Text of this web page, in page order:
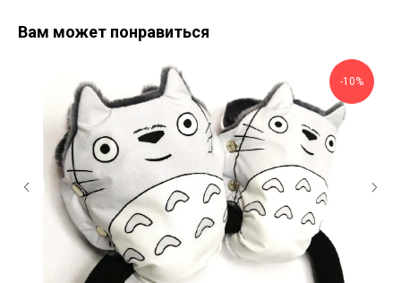
Вам может понравиться
-10%